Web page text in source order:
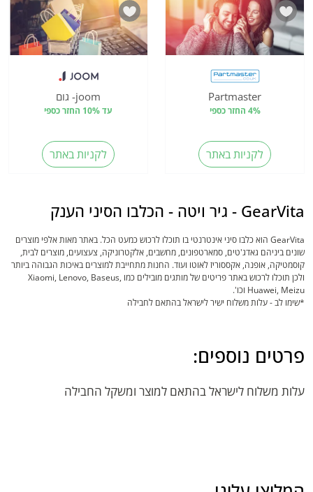
Partmaster
4% החזר כספי
לקניות באתר
joom- גום
עד 10% החזר כספי
לקניות באתר
GearVita - גיר ויטה - הכלבו הסיני הענק
GearVita הוא כלבו סיני אינטרנטי בו תוכלו לרכוש כמעט הכל. באתר מאות אלפי מוצרים
שונים ביניהם גאדג'טים, סמארטפונים, מחשבים, אלקטרוניקה, צעצועים, מוצרים לבית,
קוסמטיקה, אופנה, אקססוריז לאוטו ועוד. החנות מתחייבת למוצרים באיכות הגבוהה ביותר
ולכן תוכלו לרכוש באתר פריטים של מותגים מובילים כמו Xiaomi, Lenovo, Baseus,
Huawei, Meizu וכו'.
*שימו לב - עלות משלוח ישיר לישראל בהתאם לחבילה
פרטים נוספים:
עלות משלוח לישראל בהתאם למוצר ומשקל החבילה